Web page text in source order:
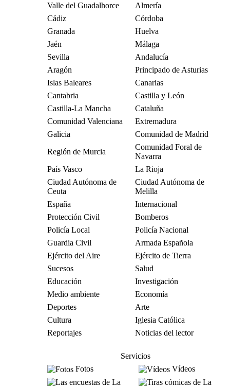
Valle del Guadalhorce
Almería
Cádiz
Córdoba
Granada
Huelva
Jaén
Málaga
Sevilla
Andalucía
Aragón
Principado de Asturias
Islas Baleares
Canarias
Cantabria
Castilla y León
Castilla-La Mancha
Cataluña
Comunidad Valenciana
Extremadura
Galicia
Comunidad de Madrid
Región de Murcia
Comunidad Foral de
Navarra
País Vasco
La Rioja
Ciudad Autónoma de
Ceuta
Ciudad Autónoma de
Melilla
España
Internacional
Protección Civil
Bomberos
Policía Local
Policía Nacional
Guardia Civil
Armada Española
Ejército del Aire
Ejército de Tierra
Sucesos
Salud
Educación
Investigación
Medio ambiente
Economía
Deportes
Arte
Cultura
Iglesia Católica
Reportajes
Noticias del lector
Servicios
Fotos
Vídeos